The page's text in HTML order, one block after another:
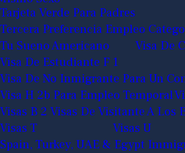
Tarjeta Verde Para Padres
Tercera Preferencia Empleo
Tu Sueno Americano
Visa De
Visa De Estudiante F 1
Visa De No Inmigrante Para Un
Visa H 2b Para Empleo Temporal
Visas B 2 Visas De Visitante A Los
Visas T
Visas U
Spain, Turkey, UAE & Egypt